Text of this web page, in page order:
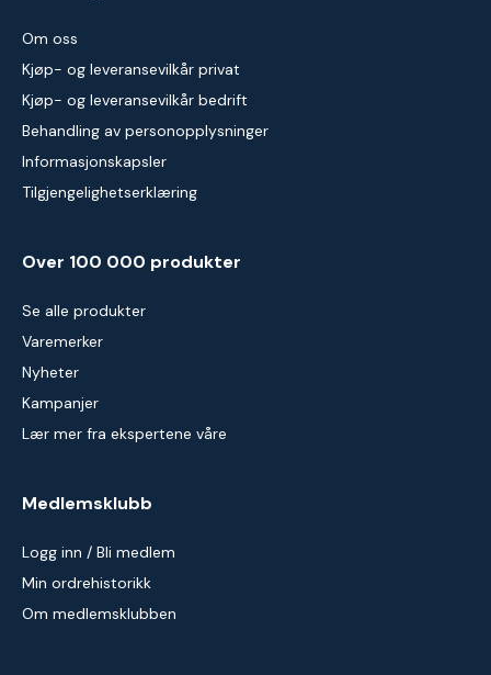
Om oss
Kjøp- og leveransevilkår privat
Kjøp- og leveransevilkår bedrift
Behandling av personopplysninger
Informasjonskapsler
Tilgjengelighetserklæring
Over 100 000 produkter
Se alle produkter
Varemerker
Nyheter
Kampanjer
Lær mer fra ekspertene våre
Medlemsklubb
Logg inn / Bli medlem
Min ordrehistorikk
Om medlemsklubben